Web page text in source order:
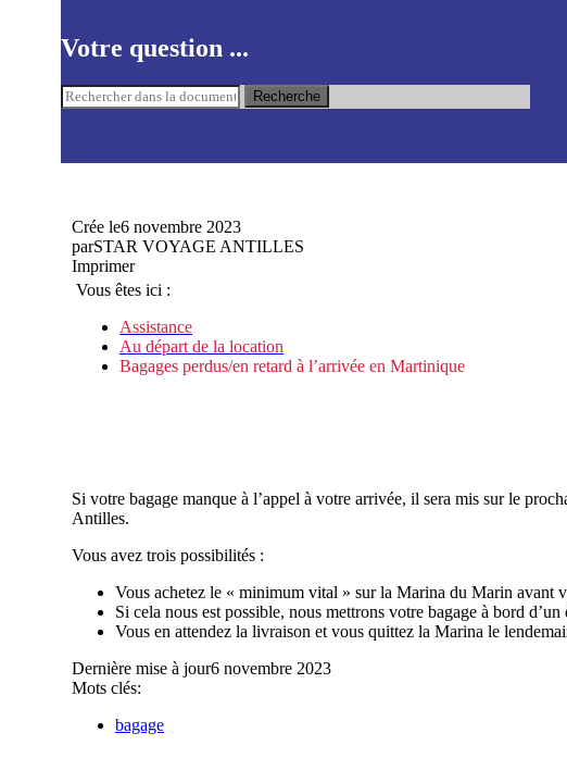
Votre question ...
Recherche
Crée le6 novembre 2023
parSTAR VOYAGE ANTILLES
Imprimer
Vous êtes ici :
Assistance
Au départ de la location
Bagages perdus/en retard à l’arrivée en Martinique
Si votre bagage manque à l’appel à votre arrivée, il sera mis sur le
Antilles.
Vous avez trois possibilités :
Vous achetez le « minimum vital » sur la Marina du Marin avant
Si cela nous est possible, nous mettrons votre bagage à bord
Vous en attendez la livraison et vous quittez la Marina le
Dernière mise à jour6 novembre 2023
Mots clés:
bagage